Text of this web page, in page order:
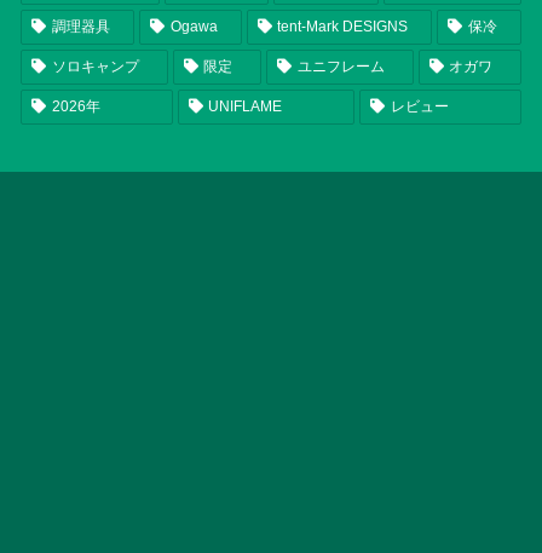
調理器具 Ogawa tent-Mark DESIGNS 保冷
ソロキャンプ 限定 ユニフレーム オガワ
2026年 UNIFLAME レビュー